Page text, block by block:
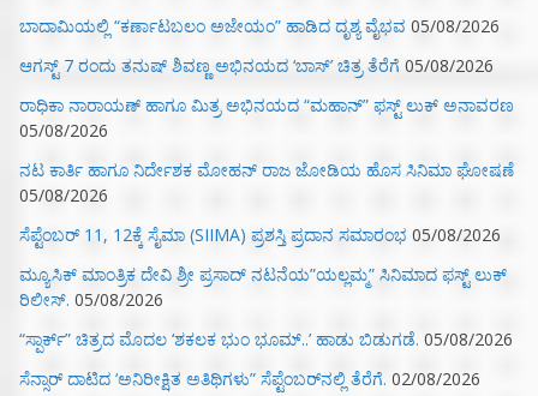
ಬಾದಾಮಿಯಲ್ಲಿ “ಕರ್ಣಾಟಬಲಂ ಅಜೇಯಂ” ಹಾಡಿದ ದೃಶ್ಯ ವೈಭವ 05/08/2026
ಆಗಸ್ಟ್ 7 ರಂದು ತನುಷ್ ಶಿವಣ್ಣ ಅಭಿನಯದ ‘ಬಾಸ್’ ಚಿತ್ರ ತೆರೆಗೆ 05/08/2026
ರಾಧಿಕಾ ನಾರಾಯಣ್ ಹಾಗೂ ಮಿತ್ರ ಅಭಿನಯದ “ಮಹಾನ್” ಫಸ್ಟ್ ಲುಕ್ ಅನಾವರಣ
05/08/2026
ನಟ ಕಾರ್ತಿ ಹಾಗೂ ನಿರ್ದೇಶಕ ಮೋಹನ್ ರಾಜ ಜೋಡಿಯ ಹೊಸ ಸಿನಿಮಾ ಘೋಷಣೆ
05/08/2026
ಸೆಪ್ಟೆಂಬರ್ 11, 12ಕ್ಕೆ ಸೈಮಾ (SIIMA) ಪ್ರಶಸ್ತಿ ಪ್ರದಾನ ಸಮಾರಂಭ 05/08/2026
ಮ್ಯೂಸಿಕ್‌ ಮಾಂತ್ರಿಕ ದೇವಿ ಶ್ರೀ ಪ್ರಸಾದ್ ನಟನೆಯ”ಯಲ್ಲಮ್ಮ” ಸಿನಿಮಾದ ಫಸ್ಟ್‌ ಲುಕ್‌
ರಿಲೀಸ್. 05/08/2026
“ಸ್ಪಾರ್ಕ್” ಚಿತ್ರದ ಮೊದಲ‌ ‘ಶಕಲಕ ಭುಂ‌ ಭೂಮ್..’ ಹಾಡು ಬಿಡುಗಡೆ. 05/08/2026
ಸೆನ್ಸಾರ್ ದಾಟಿದ ‘ಅನಿರೀಕ್ಷಿತ ಅತಿಥಿಗಳು” ಸೆಪ್ಟೆಂಬರ್‌ನಲ್ಲಿ ತೆರೆಗೆ. 02/08/2026